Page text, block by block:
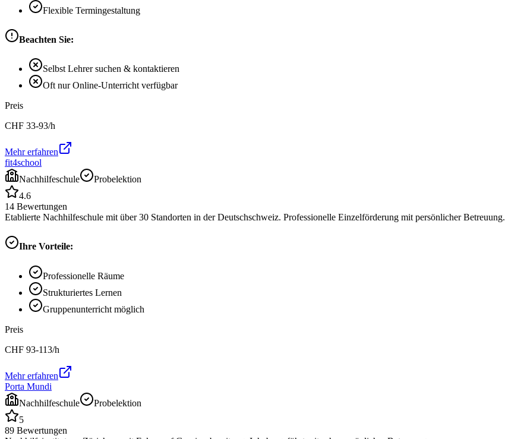
Flexible Termingestaltung
Beachten Sie:
Selbst Lehrer suchen & kontaktieren
Oft nur Online-Unterricht verfügbar
Preis
CHF 33-93/h
Mehr erfahren
fit4school
Nachhilfeschule
Probelektion
4.6
14 Bewertungen
Etablierte Nachhilfeschule mit über 30 Standorten in der Deutschschweiz. Professionelle Einzelförderung mit persönlicher Betreuung.
Ihre Vorteile:
Professionelle Räume
Strukturiertes Lernen
Gruppenunterricht möglich
Preis
CHF 93-113/h
Mehr erfahren
Porta Mundi
Nachhilfeschule
Probelektion
5
89 Bewertungen